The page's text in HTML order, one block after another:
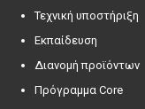
Τεχνική υποστήριξη
Εκπαίδευση
Διανομή προϊόντων
Πρόγραμμα Core